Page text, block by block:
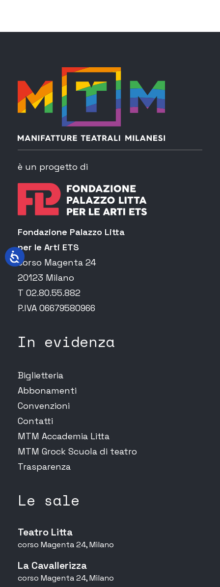
è un progetto di
Fondazione Palazzo Litta
per le Arti ETS
corso Magenta 24
20123 Milano
T 02.80.55.882
P.IVA 06679580966
In evidenza
Biglietteria
Abbonamenti
Convenzioni
Contatti
MTM Accademia Litta
MTM Grock Scuola di teatro
Trasparenza
Le sale
Teatro Litta
corso Magenta 24, Milano
La Cavallerizza
corso Magenta 24, Milano